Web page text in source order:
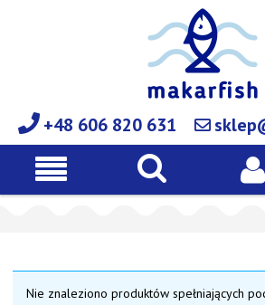
+48 606 820 631
Nie znaleziono produktów spełniających